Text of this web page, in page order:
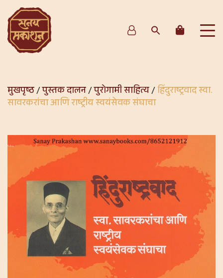
मुखपृष्ठ/पुस्तक दालन/पुरोगामी साहित्य/हिंदुराष्ट्रवाद स्वा.
सावरकरांचा आणि राष्ट्रीय स्वयंसेवक संघाचा